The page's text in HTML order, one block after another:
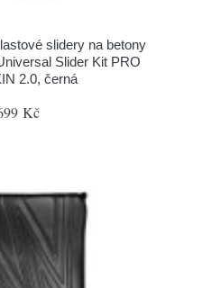
slidery na betony
Slider Kit PRO
2.0, černá
Kč